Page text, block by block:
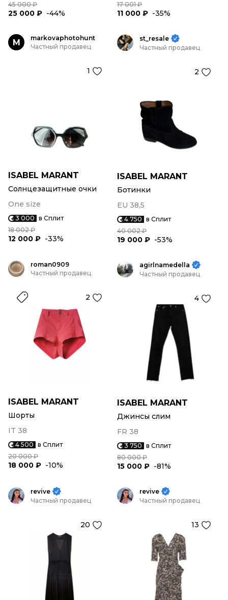
45 000 ₽
25 000 ₽ -44%
17 001 ₽
11 000 ₽ -35%
M
markovaphotohunt
Частный продавец
1
ISABEL MARANT
Солнцезащитные очки
One size
3 000 в Сплит
18 002 ₽
12 000 ₽ -33%
st_resale
Частный продавец
2
ISABEL MARANT
Ботинки
EU 38,5
4 750 в Сплит
40 002 ₽
19 000 ₽ -53%
roman0909
Частный продавец
2
ISABEL MARANT
Шорты
IT 38
4 500 в Сплит
20 000 ₽
18 000 ₽ -10%
agirlnamedella
Частный продавец
4
ISABEL MARANT
Джинсы слим
FR 38
3 750 в Сплит
80 000 ₽
15 000 ₽ -81%
revive
Частный продавец
20
revive
Частный продавец
13